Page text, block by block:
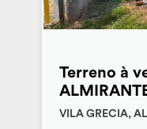
Terreno à
VILA GRECIA,